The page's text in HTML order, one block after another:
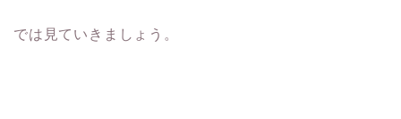
では見ていきましょう。